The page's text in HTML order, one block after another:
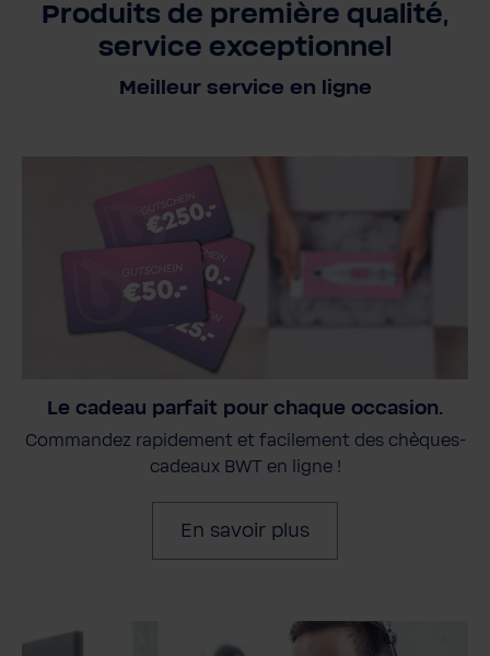
Produits de première qualité,
service exceptionnel
Meilleur service en ligne
Le cadeau parfait pour chaque occasion.
Commandez rapidement et facilement des chèques-
cadeaux BWT en ligne !
En savoir plus